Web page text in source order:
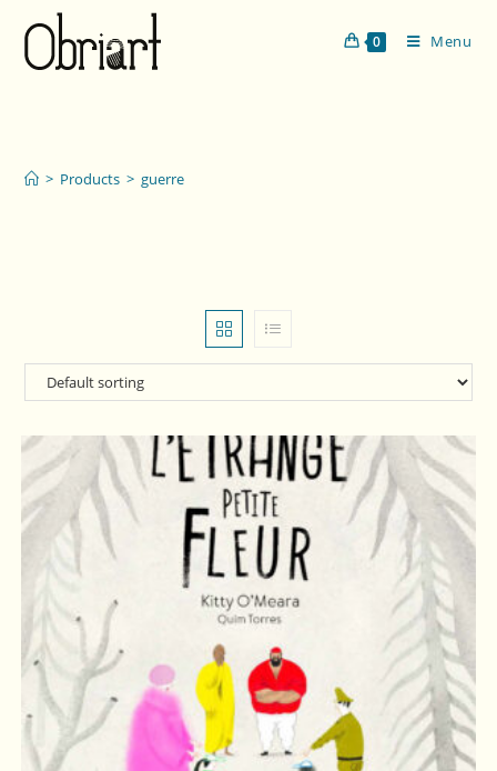
0 Menu
> Products > guerre